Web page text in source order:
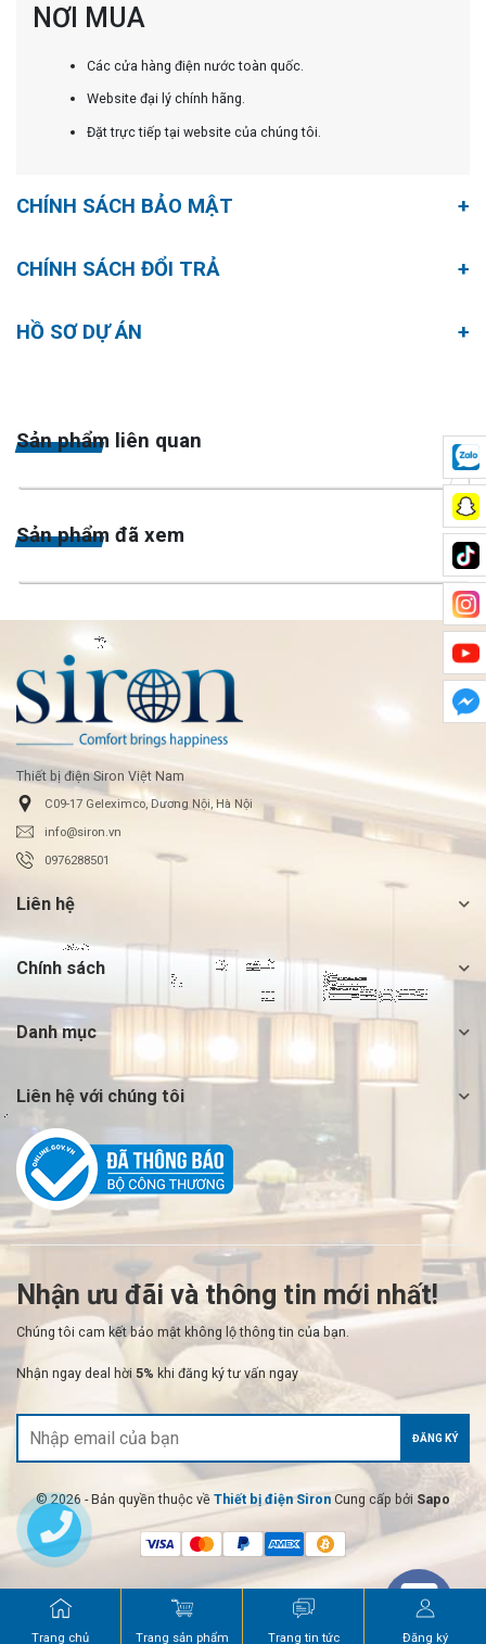
NƠI MUA
Các cửa hàng điện nước toàn quốc.
Website đại lý chính hãng.
Đặt trực tiếp tại website của chúng tôi.
CHÍNH SÁCH BẢO MẬT
CHÍNH SÁCH ĐỔI TRẢ
HỒ SƠ DỰ ÁN
Sản phẩm liên quan
›
Sản phẩm đã xem
Thiết bị điện Siron Việt Nam
C09-17 Geleximco, Dương Nội, Hà Nội
info@siron.vn
0976288501
Liên hệ
Chính sách
Danh mục
Liên hệ với chúng tôi
Nhận ưu đãi và thông tin mới nhất!
Chúng tôi cam kết bảo mật không lộ thông tin của bạn.
Nhận ngay deal hời 5% khi đăng ký tư vấn ngay
ĐĂNG KÝ
© 2026 - Bản quyền thuộc về Thiết bị điện Siron Cung cấp bởi Sapo
Trang chủ Trang sản phẩm Trang tin tức Đăng ký